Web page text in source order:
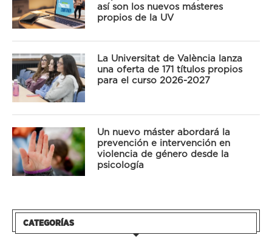
así son los nuevos másteres
propios de la UV
La Universitat de València lanza
una oferta de 171 títulos propios
para el curso 2026-2027
Un nuevo máster abordará la
prevención e intervención en
violencia de género desde la
psicología
CATEGORÍAS